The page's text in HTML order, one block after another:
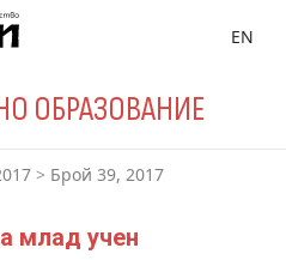
ОБРАЗОВАНИЕ
EN
> Брой 39, 2017
млад учен